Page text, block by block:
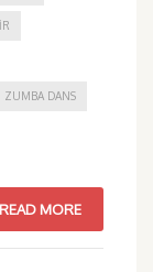
ZUMBA DANS
READ MORE